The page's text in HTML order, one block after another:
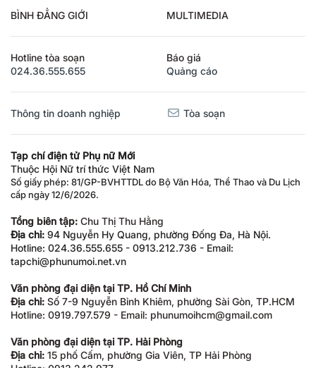
BÌNH ĐẲNG GIỚI MULTIMEDIA
Hotline tòa soạn
024.36.555.655
Báo giá
Quảng cáo
Thông tin doanh nghiệp Tòa soạn
Tạp chí điện tử Phụ nữ Mới
Thuộc Hội Nữ trí thức Việt Nam
Số giấy phép: 81/GP-BVHTTDL do Bộ Văn Hóa, Thể Thao và Du Lịch
cấp ngày 12/6/2026.
Tổng biên tập: Chu Thị Thu Hằng
Địa chỉ: 94 Nguyễn Hy Quang, phường Đống Đa, Hà Nội.
Hotline: 024.36.555.655 - 0913.212.736 - Email:
tapchi@phunumoi.net.vn
Văn phòng đại diện tại TP. Hồ Chí Minh
Địa chỉ: Số 7-9 Nguyễn Bỉnh Khiêm, phường Sài Gòn, TP.HCM
Hotline: 0919.797.579 - Email: phunumoihcm@gmail.com
Văn phòng đại diện tại TP. Hải Phòng
Địa chỉ: 15 phố Cấm, phường Gia Viên, TP Hải Phòng